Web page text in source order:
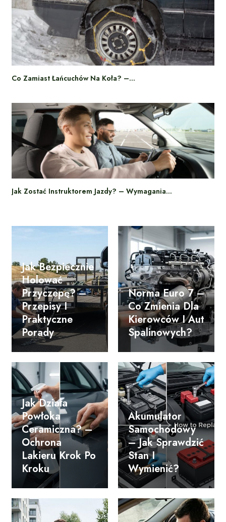
Co Zamiast Łańcuchów Na Koła? –…
Jak Zostać Instruktorem Jazdy? – Wymagania…
Jak Bezpiecznie
Holować
Przyczepę? –
Przepisy I
Praktyczne
Porady
Norma Euro 7 –
Co Zmienia Dla
Kierowców I Aut
Spalinowych?
Jak Działa
Powłoka
Ceramiczna? –
Ochrona
Lakieru Krok Po
Kroku
Akumulator
Samochodowy
– Jak Sprawdzić
Stan I
Wymienić?